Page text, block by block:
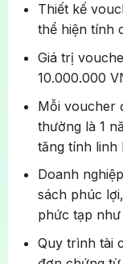
Thiết kế
thể hiện tính
Giá trị
10.000.000
Mỗi voucher
thường là 1
tăng tính linh
Doanh
sách phúc
phức tạp
Quy trình tài